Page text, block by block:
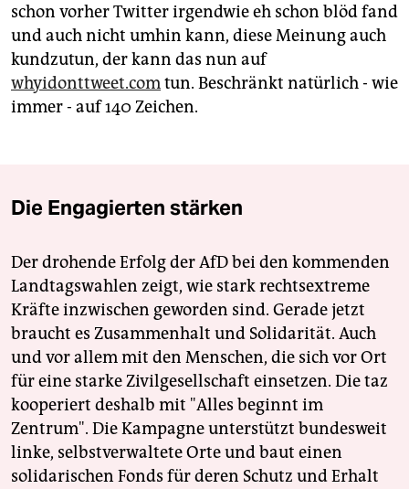
schon vorher Twitter irgendwie eh schon blöd fand
und auch nicht umhin kann, diese Meinung auch
kundzutun, der kann das nun auf
whyidonttweet.comtun. Beschränkt natürlich - wie
immer - auf 140 Zeichen.
Die Engagierten stärken
Der drohende Erfolg der AfD bei den kommenden
Landtagswahlen zeigt, wie stark rechtsextreme
Kräfte inzwischen geworden sind. Gerade jetzt
braucht es Zusammenhalt und Solidarität. Auch
und vor allem mit den Menschen, die sich vor Ort
für eine starke Zivilgesellschaft einsetzen. Die taz
kooperiert deshalb mit "Alles beginnt im
Zentrum". Die Kampagne unterstützt bundesweit
linke, selbstverwaltete Orte und baut einen
solidarischen Fonds für deren Schutz und Erhalt